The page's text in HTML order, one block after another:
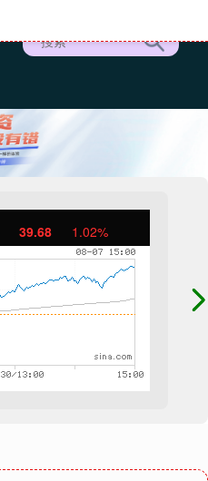
39.68 1.02%